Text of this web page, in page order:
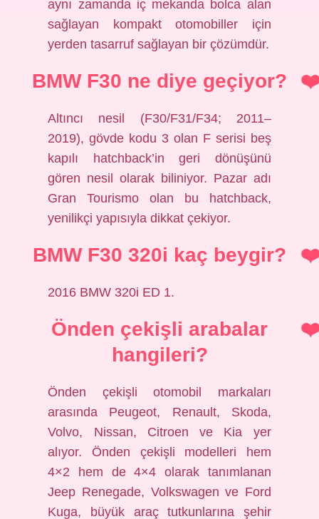
aynı zamanda iç mekanda bolca alan
sağlayan kompakt otomobiller için
yerden tasarruf sağlayan bir çözümdür.
BMW F30 ne diye geçiyor?
Altıncı nesil (F30/F31/F34; 2011–
2019), gövde kodu 3 olan F serisi beş
kapılı hatchback’in geri dönüşünü
gören nesil olarak biliniyor. Pazar adı
Gran Tourismo olan bu hatchback,
yenilikçi yapısıyla dikkat çekiyor.
BMW F30 320i kaç beygir?
2016 BMW 320i ED 1.
Önden çekişli arabalar
hangileri?
Önden çekişli otomobil markaları
arasında Peugeot, Renault, Skoda,
Volvo, Nissan, Citroen ve Kia yer
alıyor. Önden çekişli modelleri hem
4×2 hem de 4×4 olarak tanımlanan
Jeep Renegade, Volkswagen ve Ford
Kuga, büyük araç tutkunlarına şehir